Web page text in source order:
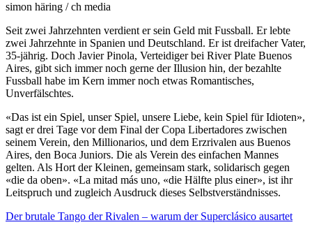
simon häring / ch media
Seit zwei Jahrzehnten verdient er sein Geld mit Fussball. Er lebte
zwei Jahrzehnte in Spanien und Deutschland. Er ist dreifacher Vater,
35-jährig. Doch Javier Pinola, Verteidiger bei River Plate Buenos
Aires, gibt sich immer noch gerne der Illusion hin, der bezahlte
Fussball habe im Kern immer noch etwas Romantisches,
Unverfälschtes.
«Das ist ein Spiel, unser Spiel, unsere Liebe, kein Spiel für Idioten»,
sagt er drei Tage vor dem Final der Copa Libertadores zwischen
seinem Verein, den Millionarios, und dem Erzrivalen aus Buenos
Aires, den Boca Juniors. Die als Verein des einfachen Mannes
gelten. Als Hort der Kleinen, gemeinsam stark, solidarisch gegen
«die da oben». «La mitad más uno, «die Hälfte plus einer», ist ihr
Leitspruch und zugleich Ausdruck dieses Selbstverständnisses.
Der brutale Tango der Rivalen – warum der Superclásico ausartet